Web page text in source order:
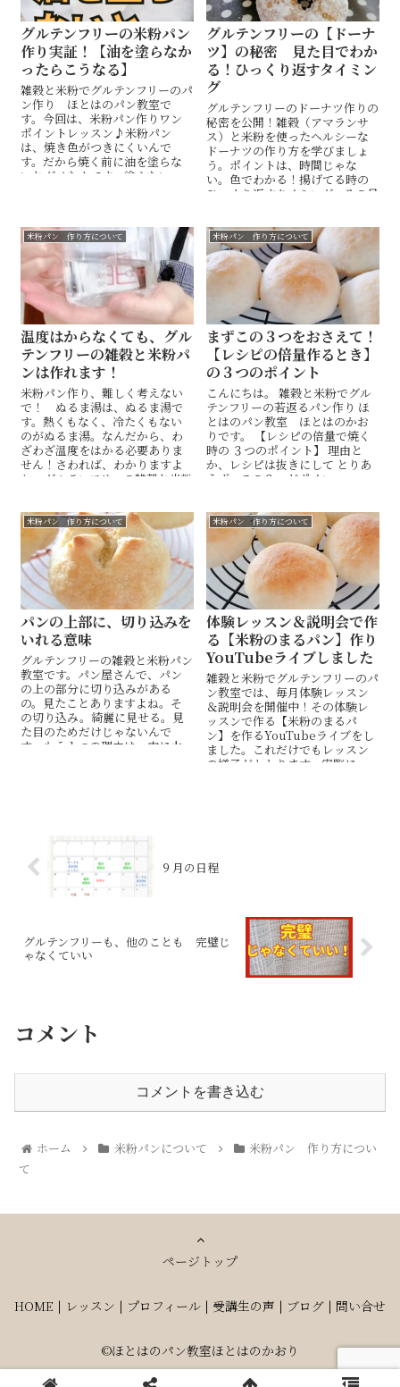
グルテンフリーの米粉パン
作り実証！【油を塗らなか
ったらこうなる】
雑穀と米粉でグルテンフリーのパ
ン作り ほとはのパン教室で
す。今回は、米粉パン作りワン
ポイントレッスン♪米粉パン
は、焼き色がつきにくいんで
す。だから焼く前に油を塗らな
いとダメなんです。塗らない
グルテンフリーの【ドーナ
ツ】の秘密 見た目でわか
る！ひっくり返すタイミン
グ
グルテンフリーのドーナツ作りの
秘密を公開！雑穀（アマランサ
ス）と米粉を使ったヘルシーな
ドーナツの作り方を学びましょ
う。ポイントは、時間じゃな
い。色でわかる！揚げてる時の
ひっくり返すタイミング。その見
米粉パン 作り方について
温度はからなくても、グル
テンフリーの雑穀と米粉パ
ンは作れます！
米粉パン作り、難しく考えない
で！ ぬるま湯は、ぬるま湯で
す。熱くもなく、冷たくもない
のがぬるま湯。なんだから、わ
ざわざ温度をはかる必要ありま
せん！さわれば、わかりますよ
ね。グルテンフリーの雑穀と米粉
米粉パン 作り方について
まずこの３つをおさえて！
【レシピの倍量作るとき】
の３つのポイント
こんにちは。 雑穀と米粉でグル
テンフリーの若返るパン作り ほ
とはのパン教室 ほとはのかお
りです。 【レシピの倍量で焼く
時の ３つのポイント】 理由と
か、レシピは抜きにして とりあ
えず、この３つがポイン...
米粉パン 作り方について
パンの上部に、切り込みを
いれる意味
グルテンフリーの雑穀と米粉パン
教室です。パン屋さんで、パン
の上の部分に切り込みがある
の。見たことありますよね。そ
の切り込み。綺麗に見せる。見
た目のためだけじゃないんで
す。もう１つの理由は、中に火
米粉パン 作り方について
体験レッスン＆説明会で作
る【米粉のまるパン】作り
YouTubeライブしました
雑穀と米粉でグルテンフリーのパ
ン教室では、毎月体験レッスン
＆説明会を開催中！その体験レ
ッスンで作る【米粉のまるパ
ン】を作るYouTubeライブをし
ました。これだけでもレッスン
の様子がわかります。実際に一
９月の日程
グルテンフリーも、他のことも 完璧じ
ゃなくていい
コメント
コメントを書き込む
ホーム 米粉パンについて
米粉パン 作り方につい
て
ページトップ
HOME | レッスン | プロフィール | 受講生の声 | ブログ | 問い合せ
©ほとはのパン教室ほとはのかおり